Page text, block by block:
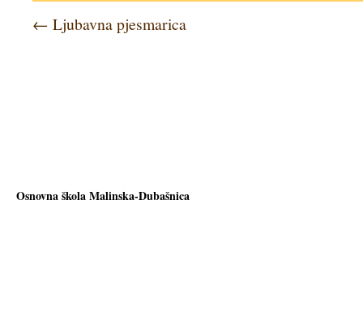
← Ljubavna pjesmarica
Osnovna škola Malinska-Dubašnica